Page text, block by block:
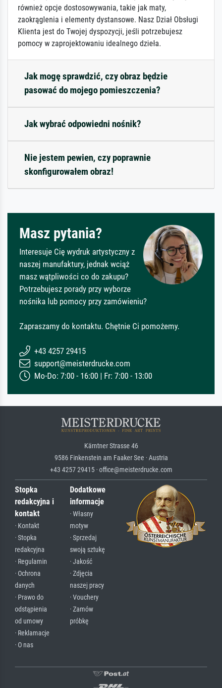
również opcje dostosowywania, takie jak maty,
zaokrąglenia i elementy dystansowe. Nasz Dział Obsługi
Klienta jest do Twojej dyspozycji, jeśli potrzebujesz
pomocy w zaprojektowaniu idealnego dzieła.
Jak mogę sprawdzić, czy obraz będzie
pasować do mojego pomieszczenia?
Jak wybrać odpowiedni nośnik?
Nie jestem pewien, czy poprawnie
skonfigurowałem obraz!
Masz pytania?
Interesuje Cię wydruk artystyczny z
naszej manufaktury, jednak wciąż
masz wątpliwości co do zakupu?
Potrzebujesz porady przy wyborze
nośnika lub pomocy przy zamówieniu?
Zapraszamy do kontaktu. Chętnie Ci pomożemy.
+43 4257 29415
support@meisterdrucke.com
Mo-Do: 7:00 - 16:00 | Fr: 7:00 - 13:00
Kärntner Strasse 46
9586 Finkenstein am Faaker See · Austria
+43 4257 29415 · office@meisterdrucke.com
Stopka
redakcyjna i
kontakt
· Kontakt
· Stopka
redakcyjna
· Regulamin
· Ochrona
danych
· Prawo do
odstąpienia
od umowy
· Reklamacje
· O nas
Dodatkowe
informacje
· Własny
motyw
· Sprzedaj
swoją sztukę
· Jakość
· Zdjęcia
naszej pracy
· Vouchery
· Zamów
próbkę